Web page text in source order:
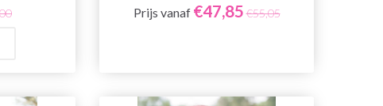
Prijs vanaf €47,85 €55,05